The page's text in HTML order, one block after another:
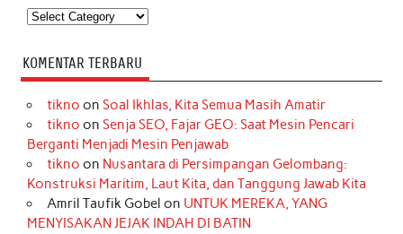
Kategori
KOMENTAR TERBARU
tikno on Soal Ikhlas, Kita Semua Masih Amatir
tikno on Senja SEO, Fajar GEO: Saat Mesin Pencari
Berganti Menjadi Mesin Penjawab
tikno on Nusantara di Persimpangan Gelombang:
Konstruksi Maritim, Laut Kita, dan Tanggung Jawab Kita
Amril Taufik Gobel on UNTUK MEREKA, YANG
MENYISAKAN JEJAK INDAH DI BATIN